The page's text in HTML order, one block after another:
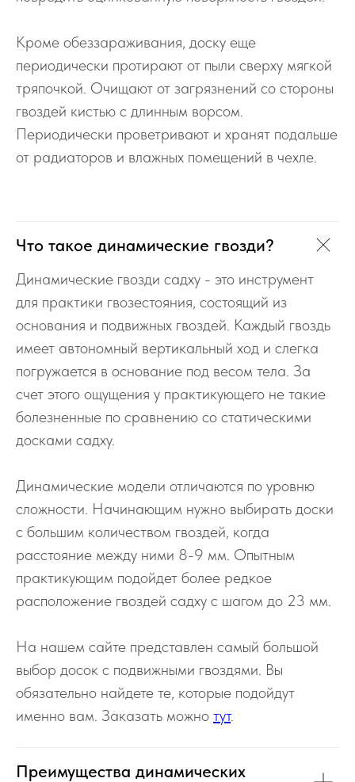
Кроме обеззараживания, доску еще
периодически протирают от пыли сверху мягкой
тряпочкой. Очищают от загрязнений со стороны
гвоздей кистью с длинным ворсом.
Периодически проветривают и хранят подальше
от радиаторов и влажных помещений в чехле.
Что такое динамические гвозди?
Динамические гвозди садху - это инструмент
для практики гвозестояния, состоящий из
основания и подвижных гвоздей. Каждый гвоздь
имеет автономный вертикальный ход и слегка
погружается в основание под весом тела. За
счет этого ощущения у практикующего не такие
болезненные по сравнению со статическими
досками садху.
Динамические модели отличаются по уровню
сложности. Начинающим нужно выбирать доски
с большим количеством гвоздей, когда
расстояние между ними 8-9 мм. Опытным
практикующим подойдет более редкое
расположение гвоздей садху с шагом до 23 мм.
На нашем сайте представлен самый большой
выбор досок с подвижными гвоздями. Вы
обязательно найдете те, которые подойдут
именно вам. Заказать можно тут.
Преимущества динамических